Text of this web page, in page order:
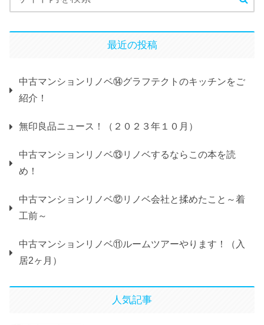
最近の投稿
中古マンションリノベ⑭グラフテクトのキッチンをご
紹介！
無印良品ニュース！（２０２３年１０月）
中古マンションリノベ⑬リノベするならこの本を読
め！
中古マンションリノベ⑫リノベ会社と揉めたこと～着
工前～
中古マンションリノベ⑪ルームツアーやります！（入
居2ヶ月）
人気記事